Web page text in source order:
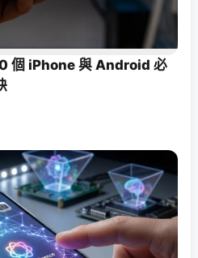
個 iPhone 與 Android 必